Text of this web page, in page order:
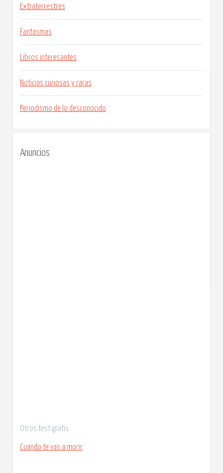
Extraterrestres
Fantasmas
Libros interesantes
Noticias curiosas y raras
Periodismo de lo desconocido
Anuncios
Otros test gratis.
Cuando te vas a morir